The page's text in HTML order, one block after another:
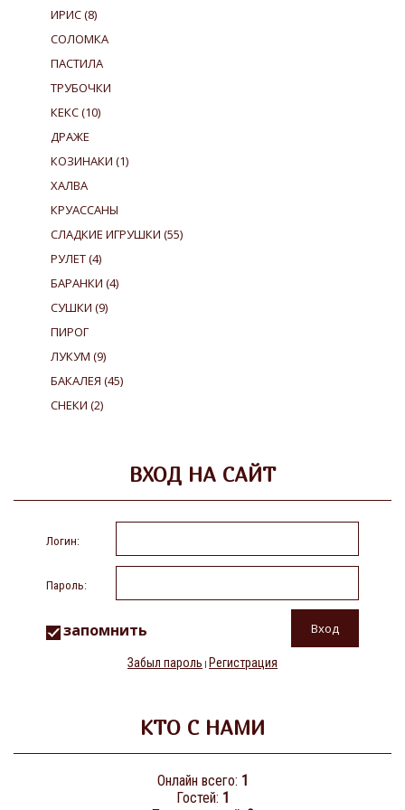
ИРИС(8)
СОЛОМКА
ПАСТИЛА
ТРУБОЧКИ
КЕКС(10)
ДРАЖЕ
КОЗИНАКИ (1)
ХАЛВА
КРУАССАНЫ
СЛАДКИЕ ИГРУШКИ (55)
РУЛЕТ(4)
БАРАНКИ (4)
СУШКИ (9)
ПИРОГ
ЛУКУМ (9)
БАКАЛЕЯ (45)
СНЕКИ (2)
ВХОД НА САЙТ
Логин:
Пароль:
запомнить
Забыл пароль | Регистрация
КТО С НАМИ
Онлайн всего: 1
Гостей: 1